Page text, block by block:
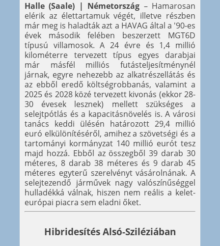
Halle (Saale) | Németország – Hamarosan
elérik az élettartamuk végét, illetve részben
már meg is haladták azt a HAVAG által a '90-es
évek második felében beszerzett MGT6D
típusú villamosok. A 24 évre és 1,4 millió
kilométerre tervezett típus egyes darabjai
már másfél milliós futásteljesítménynél
járnak, egyre nehezebb az alkatrészellátás és
az ebből eredő költségrobbanás, valamint a
2025 és 2028 közé tervezett kivonás (ekkor 28-
30 évesek lesznek) mellett szükséges a
selejtpótlás és a kapacitásnövelés is. A városi
tanács keddi ülésén határozott 29,4 millió
euró elkülönítéséről, amihez a szövetségi és a
tartományi kormányzat 140 millió eurót tesz
majd hozzá. Ebből az összegből 39 darab 30
méteres, 8 darab 38 méteres és 9 darab 45
méteres egyterű szerelvényt vásárolnának. A
selejtezendő járművek nagy valószínűséggel
hulladékká válnak, hiszen nem reális a kelet-
európai piacra sem eladni őket.
Hibridesítés Alsó-Sziléziában